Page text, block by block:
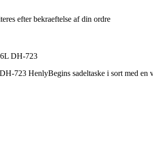
efter bekraeftelse af din ordre
DH-723
HenlyBegins sadeltaske i sort med en